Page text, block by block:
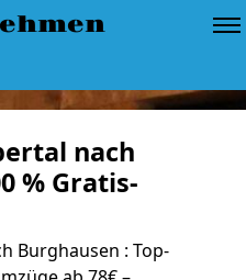
nach
% Gratis-
Burghausen : Top-